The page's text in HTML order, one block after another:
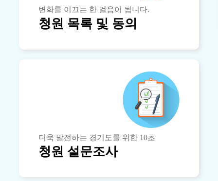
변화를 이끄는 한 걸음이 됩니다.
청원 목록 및 동의
더욱 발전하는 경기도를 위한 10초
청원 설문조사